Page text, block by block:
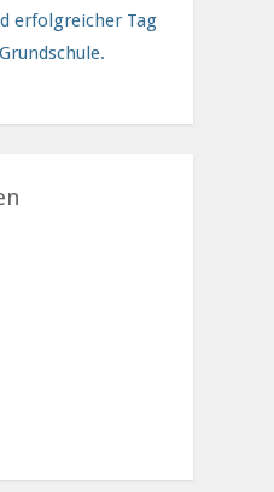
erfolgreicher Tag